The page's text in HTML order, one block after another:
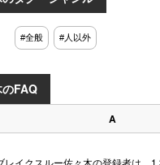
#全般 #人以外
FAQ
A